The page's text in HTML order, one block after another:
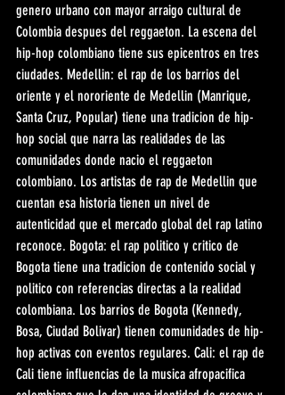
genero urbano con mayor arraigo cultural de
Colombia despues del reggaeton. La escena del
hip-hop colombiano tiene sus epicentros en tres
ciudades. Medellin: el rap de los barrios del
oriente y el nororiente de Medellin (Manrique,
Santa Cruz, Popular) tiene una tradicion de hip-
hop social que narra las realidades de las
comunidades donde nacio el reggaeton
colombiano. Los artistas de rap de Medellin que
cuentan esa historia tienen un nivel de
autenticidad que el mercado global del rap latino
reconoce. Bogota: el rap politico y critico de
Bogota tiene una tradicion de contenido social y
politico con referencias directas a la realidad
colombiana. Los barrios de Bogota (Kennedy,
Bosa, Ciudad Bolivar) tienen comunidades de hip-
hop activas con eventos regulares. Cali: el rap de
Cali tiene influencias de la musica afropacifica